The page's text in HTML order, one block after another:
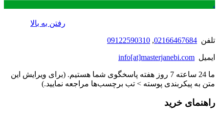
.
رفتن به بالا
تلفن 02166467684
,
09122590310
ایمیل info[at]masterjanebi.com
ما 24 ساعته 7 روز هفته پاسخگوی شما هستیم. (برای ویرایش این
متن به پیکربندی پوسته > تب برچسب‌ها مراجعه نمایید.)
راهنمای خرید